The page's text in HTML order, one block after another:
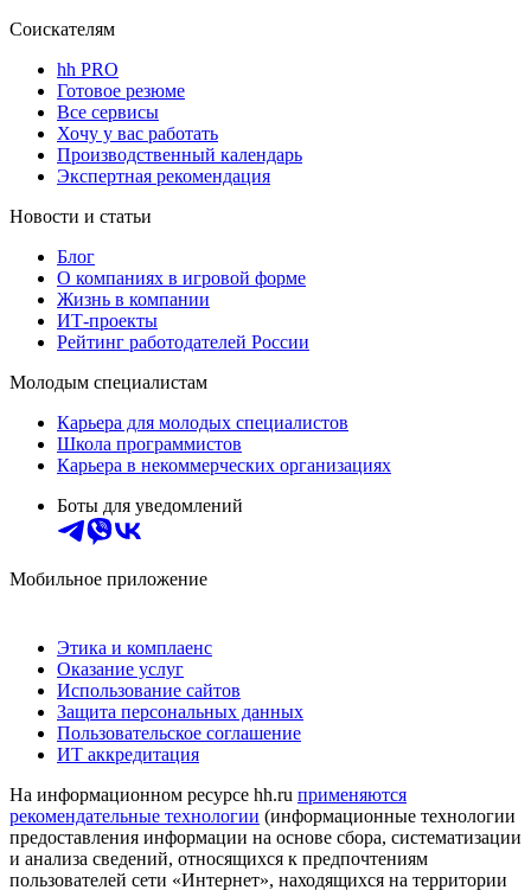
Соискателям
hh PRO
Готовое резюме
Все сервисы
Хочу у вас работать
Производственный календарь
Экспертная рекомендация
Новости и статьи
Блог
О компаниях в игровой форме
Жизнь в компании
ИТ-проекты
Рейтинг работодателей России
Молодым специалистам
Карьера для молодых специалистов
Школа программистов
Карьера в некоммерческих организациях
Боты для уведомлений
Мобильное приложение
Этика и комплаенс
Оказание услуг
Использование сайтов
Защита персональных данных
Пользовательское соглашение
ИТ аккредитация
На информационном ресурсе hh.ru применяются
рекомендательные технологии (информационные технологии
предоставления информации на основе сбора, систематизации
и анализа сведений, относящихся к предпочтениям
пользователей сети «Интернет», находящихся на территории